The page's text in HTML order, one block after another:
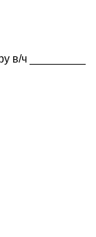
в/ч _________